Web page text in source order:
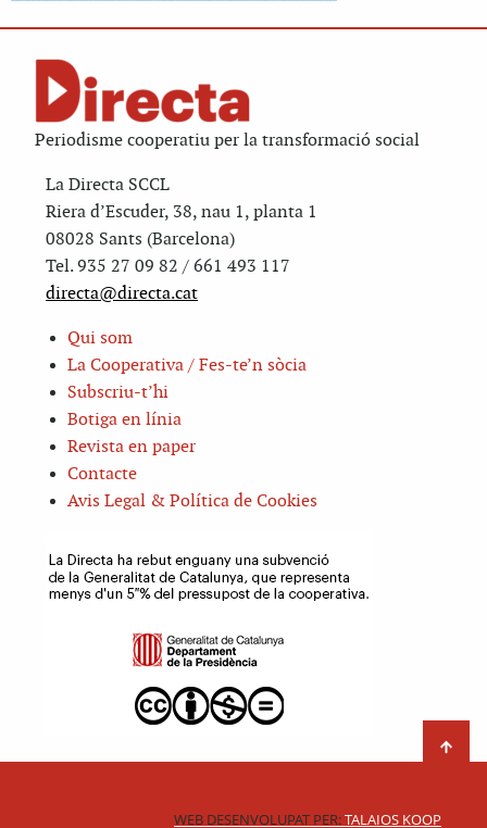
Periodisme cooperatiu per la transformació social
La Directa SCCL
Riera d’Escuder, 38, nau 1, planta 1
08028 Sants (Barcelona)
Tel. 935 27 09 82 / 661 493 117
directa@directa.cat
Qui som
La Cooperativa / Fes-te’n sòcia
Subscriu-t’hi
Botiga en línia
Revista en paper
Contacte
Avis Legal & Política de Cookies
WEB DESENVOLUPAT PER:TALAIOS KOOP